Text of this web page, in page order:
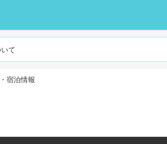
て
宿泊情報